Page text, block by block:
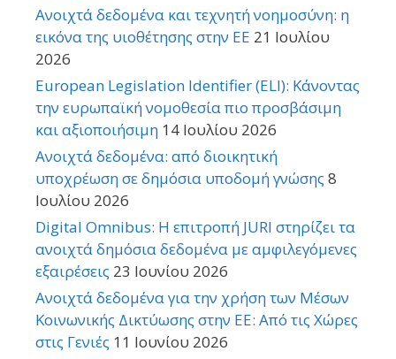
Ανοιχτά δεδομένα και τεχνητή νοημοσύνη: η
εικόνα της υιοθέτησης στην ΕΕ 21 Ιουλίου
2026
European Legislation Identifier (ELI): Κάνοντας
την ευρωπαϊκή νομοθεσία πιο προσβάσιμη
και αξιοποιήσιμη 14 Ιουλίου 2026
Ανοιχτά δεδομένα: από διοικητική
υποχρέωση σε δημόσια υποδομή γνώσης 8
Ιουλίου 2026
Digital Omnibus: Η επιτροπή JURI στηρίζει τα
ανοιχτά δημόσια δεδομένα με αμφιλεγόμενες
εξαιρέσεις 23 Ιουνίου 2026
Ανοιχτά δεδομένα για την χρήση των Μέσων
Κοινωνικής Δικτύωσης στην ΕΕ: Από τις Χώρες
στις Γενιές 11 Ιουνίου 2026